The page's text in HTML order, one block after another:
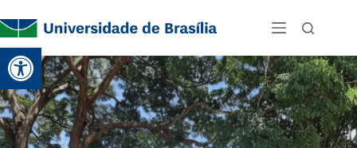
Abrir a barra de ferramentas